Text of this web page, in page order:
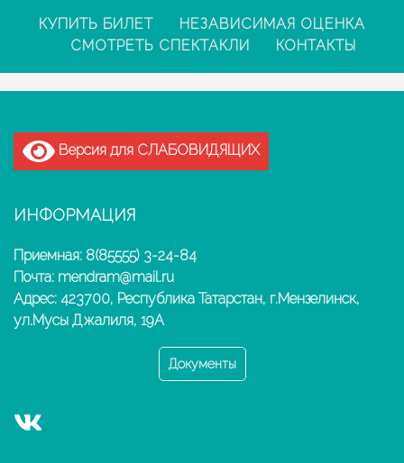
КУПИТЬ БИЛЕТ
НЕЗАВИСИМАЯ ОЦЕНКА
СМОТРЕТЬ СПЕКТАКЛИ
КОНТАКТЫ
Версия для СЛАБОВИДЯЩИХ
ИНФОРМАЦИЯ
Приемная: 8(85555) 3-24-84
Почта: mendram@mail.ru
Адрес: 423700, Республика Татарстан, г.Мензелинск,
ул.Мусы Джалиля, 19А
Документы